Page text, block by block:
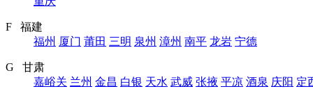
F 福建
福州 厦门 莆田 三明 泉州 漳州 南平 龙岩 宁德
G 甘肃
嘉峪关 兰州 金昌 白银 天水 武威 张掖 平凉 酒泉 庆阳 定